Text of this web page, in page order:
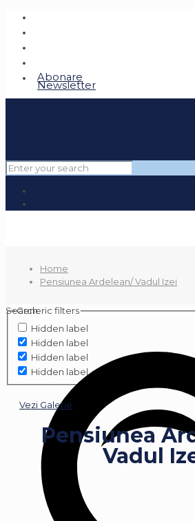
Abonare
Newsletter
Home
Pensiunea Ardelean/ Vadul Izei
Search
Generic filters
Hidden label
Hidden label
Hidden label
Hidden label
Vezi Galerie
Pensiunea
Vadul